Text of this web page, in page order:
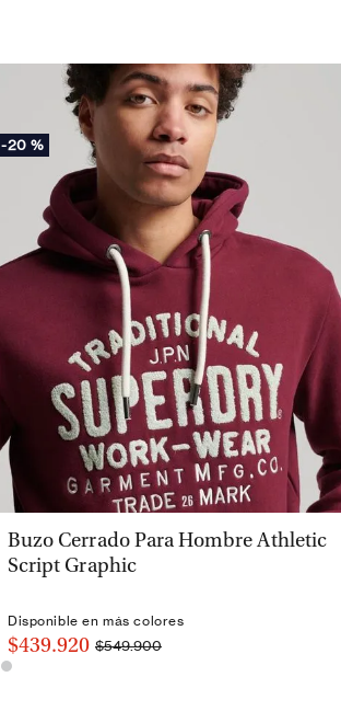
-20 %
VISTA RÁPIDA
Buzo Cerrado Para Hombre Athletic
Script Graphic
Disponible en más colores
$439.920 $549.900